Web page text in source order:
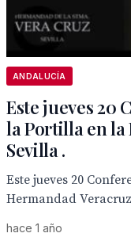
ANDALUCÍA
Este jueves 20
la Portilla en la
Sevilla .
Este jueves 20
Hermandad
hace 1 año